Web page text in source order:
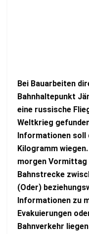
Bei Bauarbeiten
Bahnhaltepunkt
eine russische
Weltkrieg
Informationen soll
Kilogramm
morgen
Bahnstrecke
(Oder)
Informationen zu
Evakuierungen
Bahnverkehr